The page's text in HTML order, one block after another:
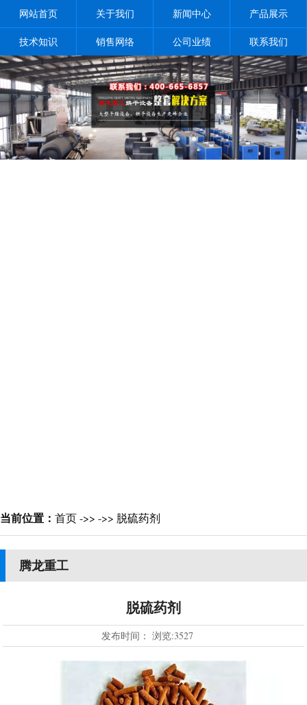
网站首页 关于我们 新闻中心 产品展示
技术知识 销售网络 公司业绩 联系我们
当前位置： 首页->> ->> 脱硫药剂
腾龙重工
脱硫药剂
发布时间： 浏览:3527